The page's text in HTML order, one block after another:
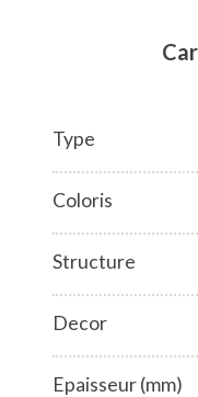
Type
Coloris
Structure
Decor
Epaisseur (mm)